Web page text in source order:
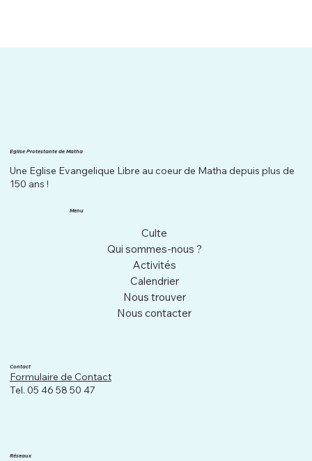
Eglise Protestante de Matha
Une Eglise Evangelique Libre au coeur de Matha depuis plus de
150 ans !
Menu
Culte
Qui sommes-nous ?
Activités
Calendrier
Nous trouver
Nous contacter
Contact
Formulaire de Contact
Tel. 05 46 58 50 47
Réseaux